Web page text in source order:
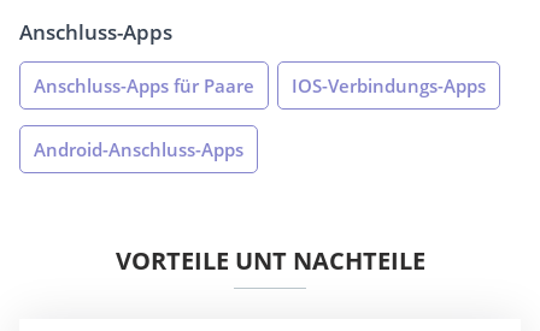
Anschluss-Apps
Anschluss-Apps für Paare IOS-Verbindungs-Apps
Android-Anschluss-Apps
VORTEILE UNT NACHTEILE